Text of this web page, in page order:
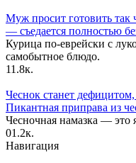
Муж просит готовить так
— съедается полностью
Курица по-еврейски с
самобытное блюдо.
11.8к.
Чеснок станет
Пикантная приправа из
Чесночная намазка — это
01.2к.
Навигация